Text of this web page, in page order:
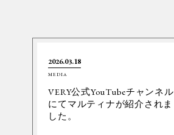
2026.03.18
MEDIA
VERY公式YouTubeチャンネル
にてマルティナが紹介されま
した。